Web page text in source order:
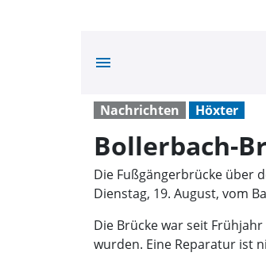
menu
Nachrichten Höxter
Bollerbach-
Die Fußgängerbrücke über
Dienstag, 19. August, vom
Die Brücke war seit
wurden. Eine Reparatur ist